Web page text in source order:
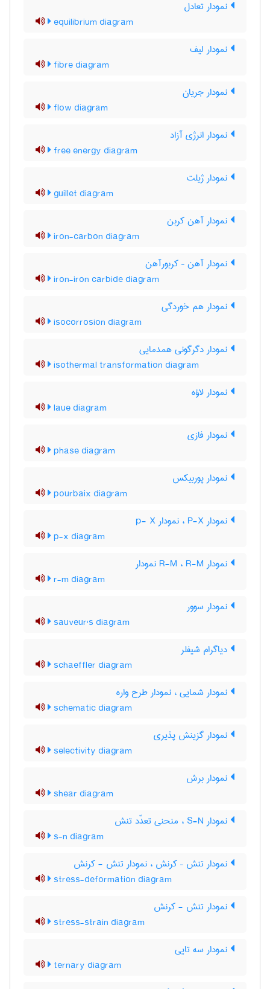
نمودار تعادل
equilibrium diagram
نمودار لیف
fibre diagram
نمودار جریان
flow diagram
نمودار انرژی آزاد
free energy diagram
نمودار ژیلت
guillet diagram
نمودار آهن کربن
iron-carbon diagram
نمودار آهن – کربورآهن
iron-iron carbide diagram
نمودار هم خوردگی
isocorrosion diagram
نمودار دگرگونی همدمایی
isothermal transformation diagram
نمودار لاؤه
laue diagram
نمودار فازی
phase diagram
نمودار پوربیکس
pourbaix diagram
نمودار P-X ، نمودار p- X
p-x diagram
نمودار R-M ، R-M نمودار
r-m diagram
نمودار سوور
sauveur's diagram
دیاگرام شیفلر
schaeffler diagram
نمودار شمایی ، نمودار طرح واره
schematic diagram
نمودار گزینش پذیری
selectivity diagram
نمودار برش
shear diagram
نمودار S-N ، منحنی تعدّد تنش
s-n diagram
نمودار تنش – کرنش ، نمودار تنش - کرنش
stress-deformation diagram
نمودار تنش - کرنش
stress-strain diagram
نمودار سه تایی
ternary diagram